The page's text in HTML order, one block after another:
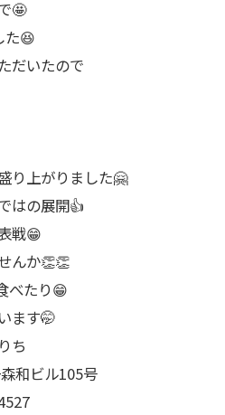
🤩
た😆
だいたので
り上がりました🤗
はの展開👍
戦😁
んか👏👏
べたり😁
ます🤭
和ビル105号